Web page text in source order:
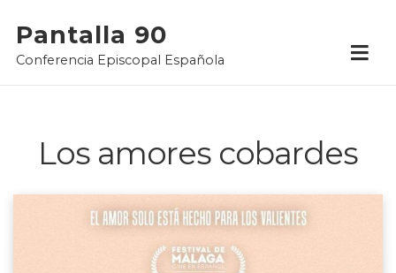
content
Pantalla 90
Conferencia Episcopal Española
Los amores cobardes